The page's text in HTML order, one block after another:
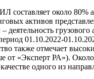
составляет около 80%
активов
деятельность
01.10.2022-
также отмечает
«Эксперт РА»).
одного из